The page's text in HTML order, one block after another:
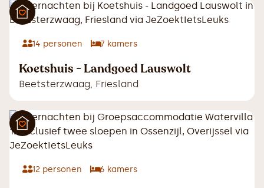
14 personen 7 kamers
Koetshuis - Landgoed Lauswolt
Beetsterzwaag Friesland
12 personen 6 kamers